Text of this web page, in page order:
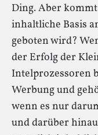
Ding. Aber
inhaltliche Basis
geboten wird?
der Erfolg der
Intelprozessoren
Werbung und
wenn es nur
und darüber